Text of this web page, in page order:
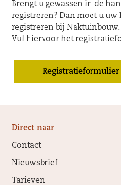
Brengt u gewassen in de
registreren? Dan moet u uw
registreren bij Naktuinbouw.
Vul hiervoor het
Direct naar
Contact
Nieuwsbrief
Tarieven